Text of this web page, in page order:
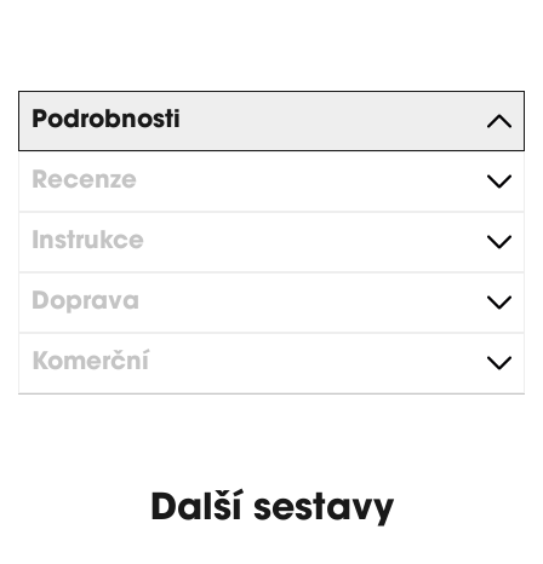
Podrobnosti
Recenze
Instrukce
Doprava
Komerční
Další sestavy